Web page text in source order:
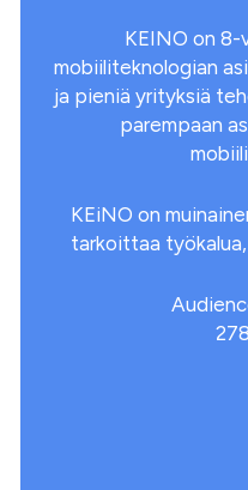
KEINO on
mobiiliteknologian
ja pieniä yrityksiä
parempaan
KEiNO on
tarkoittaa